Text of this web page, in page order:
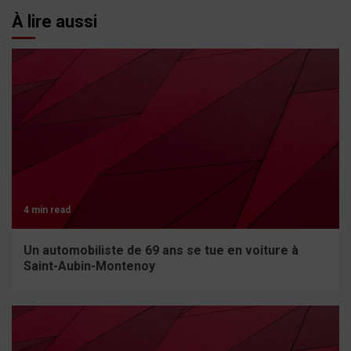
À lire aussi
4 min read
Un automobiliste de 69 ans se tue en voiture à
Saint-Aubin-Montenoy